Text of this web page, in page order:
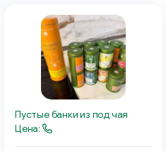
Пустые банки из под чая
Цена: